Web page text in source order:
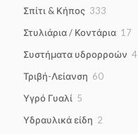
Σπίτι & Κήπος 333
Στυλιάρια / Κοντάρια 1717
Συστήματα υδρορροών 44
Τριβή-Λείανση 6060
Υγρό Γυαλί 5
Υδραυλικά είδη 2